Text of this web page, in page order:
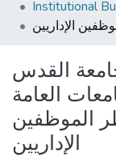
القدس
العامة
الموظفين
الإداريين